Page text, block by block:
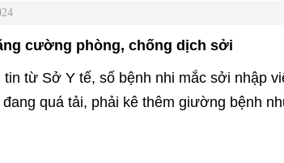
cường phòng, chống dịch sởi
từ Sở Y tế, số bệnh nhi mắc sởi nhập
quá tải, phải kê thêm giường bệnh